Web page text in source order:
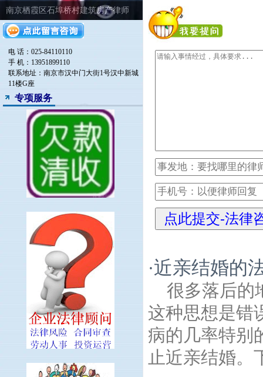
南京栖霞区石埠桥村建筑房产律师
电 话：025-84110110
手 机：13951899110
联系地址：南京市汉中门大街1号汉中新城
11楼G座
专项服务
·近亲结婚的
很多落后的
这种思想是错
病的几率特别
止近亲结婚。